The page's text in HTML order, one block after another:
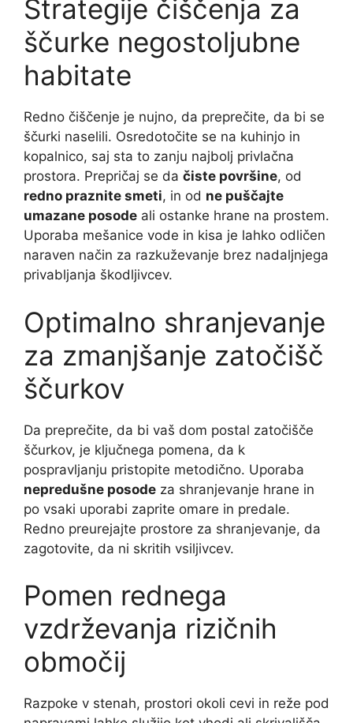
Strategije čiščenja za
ščurke negostoljubne
habitate
Redno čiščenje je nujno, da preprečite, da bi se
ščurki naselili. Osredotočite se na kuhinjo in
kopalnico, saj sta to zanju najbolj privlačna
prostora. Prepričaj se da čiste površine, od
redno praznite smeti, in od ne puščajte
umazane posode ali ostanke hrane na prostem.
Uporaba mešanice vode in kisa je lahko odličen
naraven način za razkuževanje brez nadaljnjega
privabljanja škodljivcev.
Optimalno shranjevanje
za zmanjšanje zatočišč
ščurkov
Da preprečite, da bi vaš dom postal zatočišče
ščurkov, je ključnega pomena, da k
pospravljanju pristopite metodično. Uporaba
nepredušne posode za shranjevanje hrane in
po vsaki uporabi zaprite omare in predale.
Redno preurejajte prostore za shranjevanje, da
zagotovite, da ni skritih vsiljivcev.
Pomen rednega
vzdrževanja rizičnih
območij
Razpoke v stenah, prostori okoli cevi in ​​reže pod